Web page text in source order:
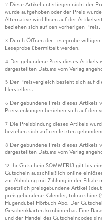
2 Diese Artikel unterliegen nicht der
wurde aufgehoben oder der Preis
Alternative wird Ihnen auf der
beziehen sich auf den vorherigen Preis.
3 Durch Öffnen der Leseprobe willigen
Leseprobe übermittelt werden.
4 Der gebundene Preis dieses Artikels
dargestellten Datums vom Verlag
5 Der Preisvergleich bezieht sich auf
Herstellers.
6 Der gebundene Preis dieses Artikels
Preissenkungen beziehen sich auf den
7 Die Preisbindung dieses Artikels
beziehen sich auf den letzten
8 Der gebundene Preis dieses Artikels
dargestellten Datums vom Verlag
12 Ihr Gutschein SOMMER13 gilt bis
Gutschein ausschließlich online
zur Abholung mit Zahlung in der
gesetzlich preisgebundene Artikel
preisgebundene Kalender, tolino shine
Hugendubel Hörbuch Abo. Der
Geschenkkarten kombinierbar. Eine
und der Handel des Gutscheincodes